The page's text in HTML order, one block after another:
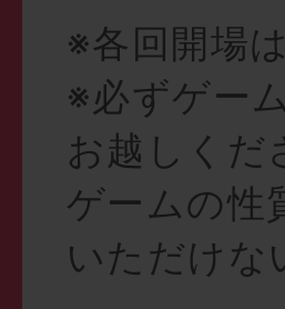
※各回開場
※必ずゲー
お越しくだ
ゲームの性
いただけな